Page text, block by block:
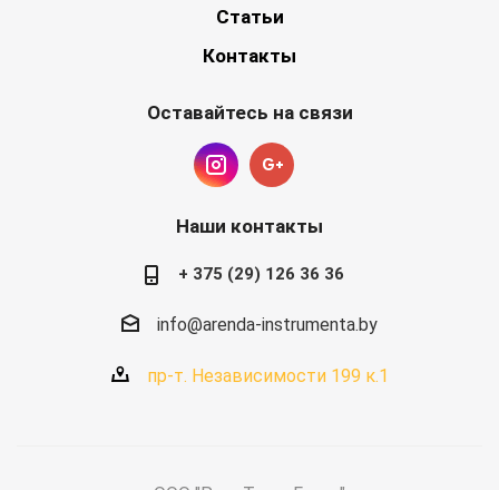
Статьи
Контакты
Оставайтесь на связи
Наши контакты
+ 375 (29) 126 36 36
info@arenda-instrumenta.by
пр-т. Независимости 199 к.1